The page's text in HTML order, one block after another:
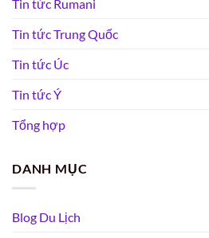
Tin tức Rumani
Tin tức Trung Quốc
Tin tức Úc
Tin tức Ý
Tổng hợp
DANH MỤC
Blog Du Lịch